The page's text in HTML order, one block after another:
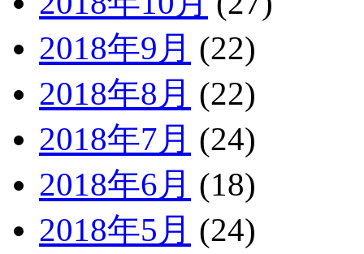
2018年9月 (22)
2018年8月 (22)
2018年7月 (24)
2018年6月 (18)
2018年5月 (24)